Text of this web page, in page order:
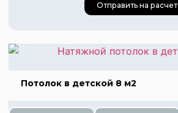
Цена 495 руб.
Отправить на расчет
Потолок в детской 8 м2